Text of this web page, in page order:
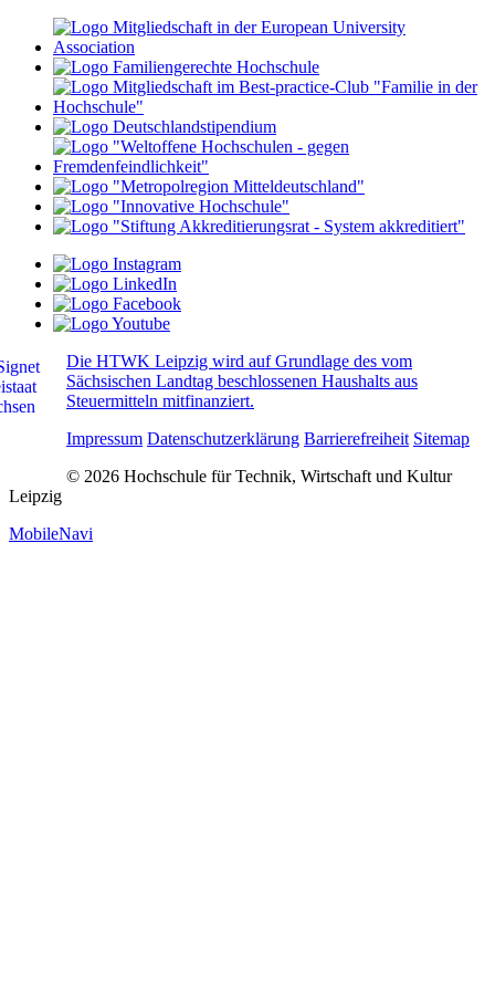
Die HTWK Leipzig wird auf Grundlage des vom
Sächsischen Landtag beschlossenen Haushalts aus
Steuermitteln mitfinanziert.
Impressum Datenschutzerklärung Barrierefreiheit Sitemap
© 2026 Hochschule für Technik, Wirtschaft und Kultur
Leipzig
MobileNavi